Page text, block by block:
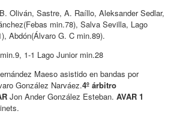
Oliván, Sastre, A. Raíllo, Aleksander Sedlar,
min.78), Salva Sevilla, Lago
Abdón(Álvaro G. C min.89).
1-1 Lago Junior min.28
Maeso asistido en bandas por
González Narváez.4º árbitro
Jon Ander González Esteban. AVAR 1